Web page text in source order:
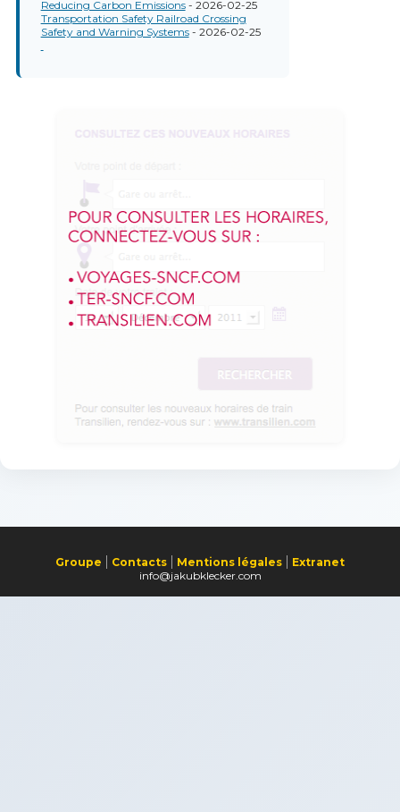
Reducing Carbon Emissions- 2026-02-25
Transportation Safety Railroad Crossing
Safety and Warning Systems- 2026-02-25
Groupe Contacts Mentions légales
Extranet
info@jakubklecker.com